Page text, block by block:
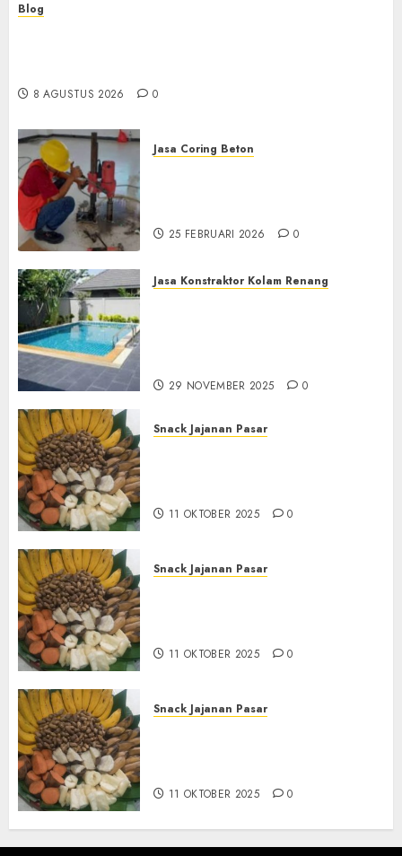
Blog
8 AGUSTUS 2026 0
Jasa Coring Beton
25 FEBRUARI 2026 0
Jasa Konstraktor Kolam Renang
29 NOVEMBER 2025 0
Snack Jajanan Pasar
11 OKTOBER 2025 0
Snack Jajanan Pasar
11 OKTOBER 2025 0
Snack Jajanan Pasar
11 OKTOBER 2025 0